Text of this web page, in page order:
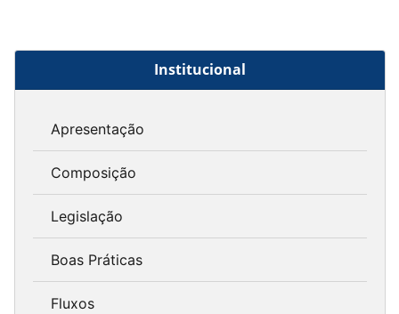
Institucional
Apresentação
Composição
Legislação
Boas Práticas
Fluxos